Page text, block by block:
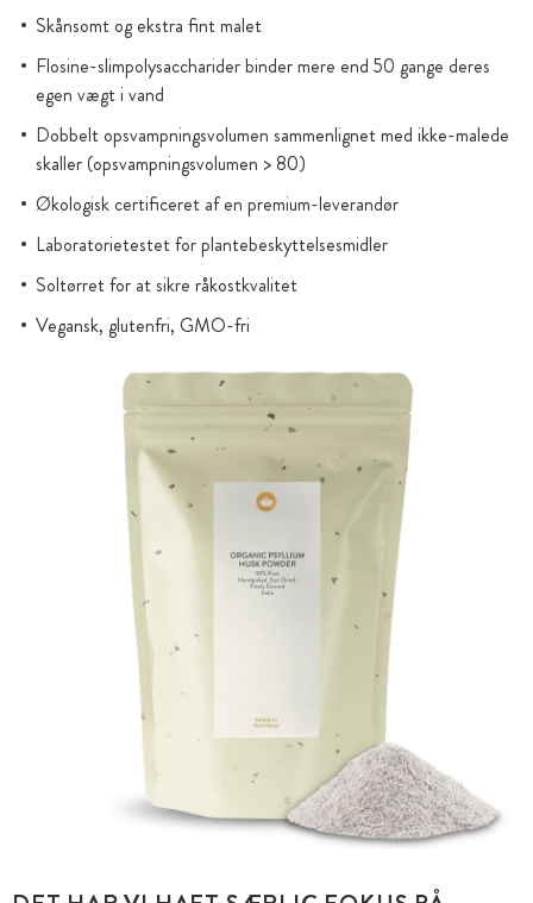
Skånsomt og ekstra fint malet
Flosine-slimpolysaccharider binder mere end 50 gange deres
egen vægt i vand
Dobbelt opsvampningsvolumen sammenlignet med ikke-malede
skaller (opsvampningsvolumen > 80)
Økologisk certificeret af en premium-leverandør
Laboratorietestet for plantebeskyttelsesmidler
Soltørret for at sikre råkostkvalitet
Vegansk, glutenfri, GMO-fri